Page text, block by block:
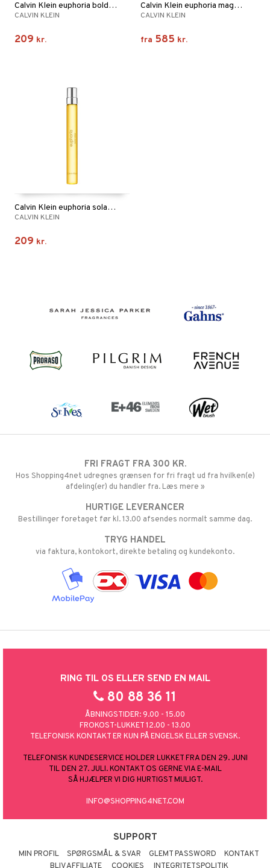
Calvin Klein euphoria bold elixir Parfum Intense
CALVIN KLEIN
209 kr.
Calvin Klein euphoria magnetic elixir Parfum Inten
CALVIN KLEIN
fra 585 kr.
Calvin Klein euphoria solar elixir Parfum Intense
CALVIN KLEIN
209 kr.
FRI FRAGT FRA 300 KR.
Hos Shopping4net udregnes grænsen for fri fragt ud fra hvilken(e)
afdeling(er) du handler fra. Læs mere »
HURTIGE LEVERANCER
Bestillinger foretaget før kl. 13.00 afsendes normalt samme dag.
TRYG HANDEL
via faktura, kontokort, direkte betaling og kundekonto.
RING TIL OS ELLER SEND EN MAIL
80 88 36 11
ÅBNINGSTIDER: 9.00 - 15.00
FROKOST-LUKKET 12.00 - 13.00
TELEFONISK KONTAKT ER KUN PÅ ENGELSK ELLER SVENSK.
TELEFONISK KUNDESERVICE HOLDER LUKKET FRA DEN 29. JUNI
TIL DEN 27. JULI. KONTAKT OS GERNE VIA E-MAIL
SÅ HJÆLPER VI DIG HURTIGST MULIGT.
INFO@SHOPPING4NET.COM
SUPPORT
MIN PROFIL SPØRGSMÅL & SVAR GLEMT PASSWORD
KONTAKT